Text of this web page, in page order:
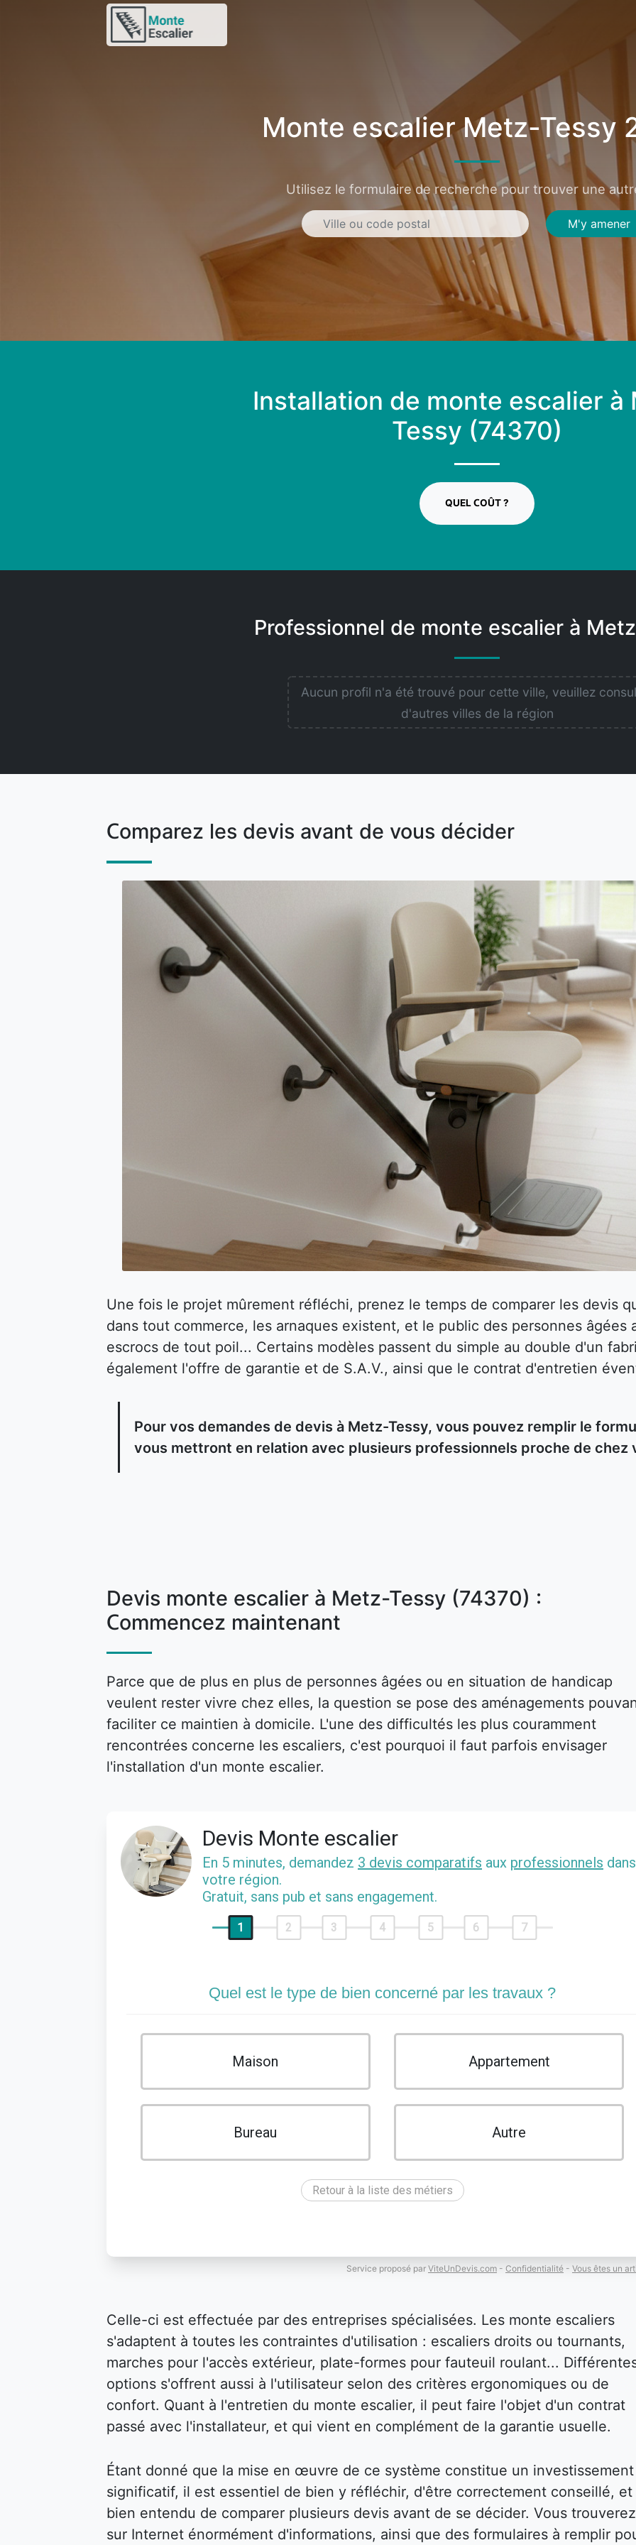
Monte escalier Metz-Tessy
Utilisez le formulaire de recherche pour trouver une
M'y amener
Installation de monte escalier à
Tessy (74370)
QUEL COÛT ?
Professionnel de monte escalier à
Aucun profil n'a été trouvé pour cette ville, veuillez
d'autres villes de la région
Comparez les devis avant de vous décider
Une fois le projet mûrement réfléchi, prenez le temps de comparer les devis
dans tout commerce, les arnaques existent, et le public des personnes âgées
escrocs de tout poil... Certains modèles passent du simple au double d'un
également l'offre de garantie et de S.A.V., ainsi que le contrat d'entretien
Pour vos demandes de devis à Metz-Tessy, vous pouvez remplir le
vous mettront en relation avec plusieurs professionnels proche de chez
Devis monte escalier à Metz-Tessy (74370) :
Commencez maintenant
Parce que de plus en plus de personnes âgées ou en situation de handicap
veulent rester vivre chez elles, la question se pose des aménagements
faciliter ce maintien à domicile. L'une des difficultés les plus couramment
rencontrées concerne les escaliers, c'est pourquoi il faut parfois envisager
l'installation d'un monte escalier.
Devis Monte escalier
En 5 minutes, demandez 3 devis comparatifs aux professionnels dans
votre région.
Gratuit, sans pub et sans engagement.
1 2 3 4 5 6 7
Quel est le type de bien concerné par les travaux ?
Maison Appartement
Bureau Autre
Retour à la liste des métiers
Service proposé par ViteUnDevis.com - Confidentialité - Vous êtes un
Celle-ci est effectuée par des entreprises spécialisées. Les monte escaliers
s'adaptent à toutes les contraintes d'utilisation : escaliers droits ou tournants,
marches pour l'accès extérieur, plate-formes pour fauteuil roulant...
options s'offrent aussi à l'utilisateur selon des critères ergonomiques ou de
confort. Quant à l'entretien du monte escalier, il peut faire l'objet d'un contrat
passé avec l'installateur, et qui vient en complément de la garantie usuelle.
Étant donné que la mise en œuvre de ce système constitue un investissement
significatif, il est essentiel de bien y réfléchir, d'être correctement conseillé, et
bien entendu de comparer plusieurs devis avant de se décider. Vous trouverez
sur Internet énormément d'informations, ainsi que des formulaires à remplir